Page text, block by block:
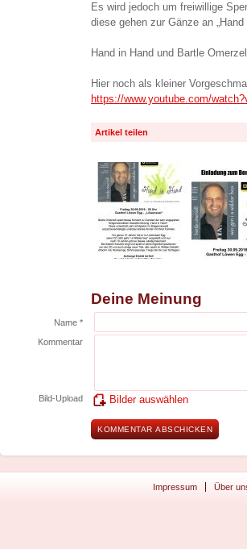
Es wird jedoch um freiwillige
diese gehen zur Gänze an
Hand in Hand und Bartle Omerzell
Hier noch als kleiner
https://www.youtube.com/
Artikel teilen
Deine Meinung
Name *
Kommentar
Bild-Upload Bilder auswählen
Impressum Über